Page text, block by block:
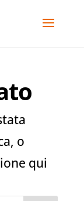
o
qui